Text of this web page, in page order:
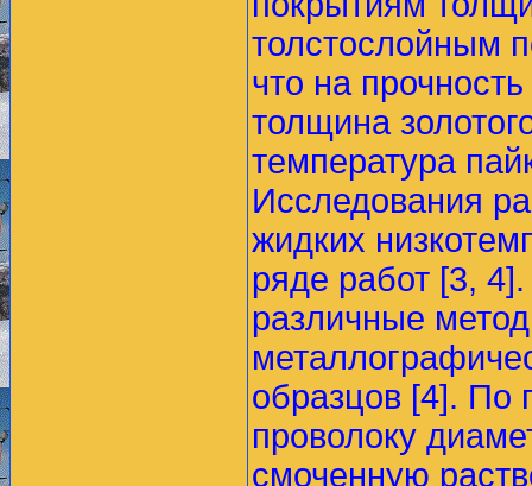
толстослойным
что на
толщина
температура
Исследования
жидких
ряде работ [3,
различные
образцов [4]. По
проволоку
смоченную